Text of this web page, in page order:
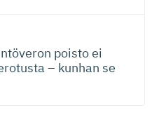
poisto ei
– kunhan se